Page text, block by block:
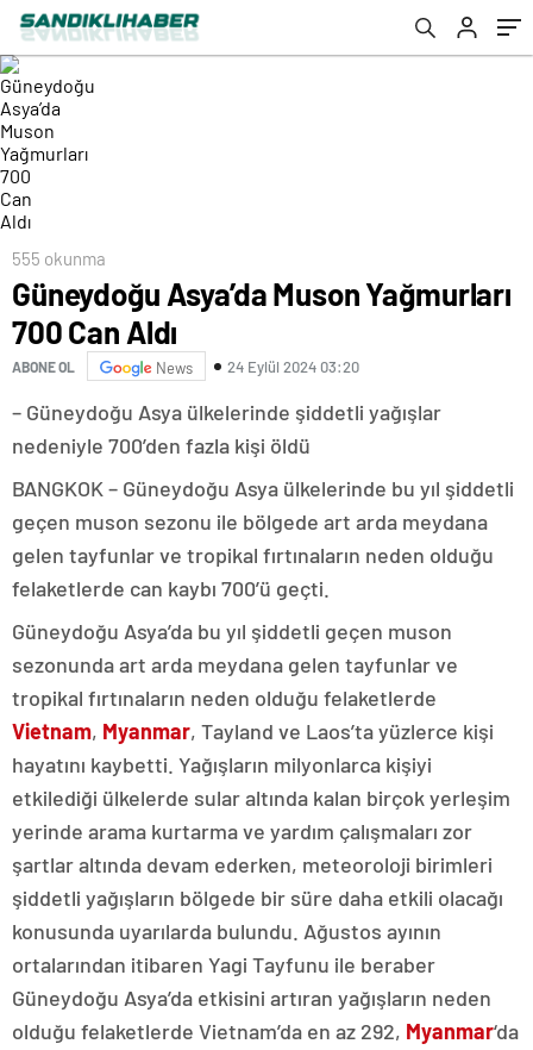
555 okunma
Güneydoğu Asya’da Muson Yağmurları
700 Can Aldı
ABONE OL News 24 Eylül 2024 03:20
– Güneydoğu Asya ülkelerinde şiddetli yağışlar
nedeniyle 700’den fazla kişi öldü
BANGKOK – Güneydoğu Asya ülkelerinde bu yıl şiddetli
geçen muson sezonu ile bölgede art arda meydana
gelen tayfunlar ve tropikal fırtınaların neden olduğu
felaketlerde can kaybı 700’ü geçti.
Güneydoğu Asya’da bu yıl şiddetli geçen muson
sezonunda art arda meydana gelen tayfunlar ve
tropikal fırtınaların neden olduğu felaketlerde
Vietnam, Myanmar, Tayland ve Laos’ta yüzlerce kişi
hayatını kaybetti. Yağışların milyonlarca kişiyi
etkilediği ülkelerde sular altında kalan birçok yerleşim
yerinde arama kurtarma ve yardım çalışmaları zor
şartlar altında devam ederken, meteoroloji birimleri
şiddetli yağışların bölgede bir süre daha etkili olacağı
konusunda uyarılarda bulundu. Ağustos ayının
ortalarından itibaren Yagi Tayfunu ile beraber
Güneydoğu Asya’da etkisini artıran yağışların neden
olduğu felaketlerde Vietnam’da en az 292, Myanmar‘da